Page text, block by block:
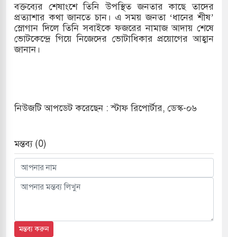
বক্তব্যের শেষাংশে তিনি উপস্থিত জনতার কাছে তাদের
প্রত্যাশার কথা জানতে চান। এ সময় জনতা ‘ধানের শীষ’
স্লোগান দিলে তিনি সবাইকে ফজরের নামাজ আদায় শেষে
ভোটকেন্দ্রে গিয়ে নিজেদের ভোটাধিকার প্রয়োগের আহ্বান
জানান।
নিউজটি আপডেট করেছেন : স্টাফ রিপোর্টার, ডেস্ক-০৬
মন্তব্য (0)
মন্তব্য করুন